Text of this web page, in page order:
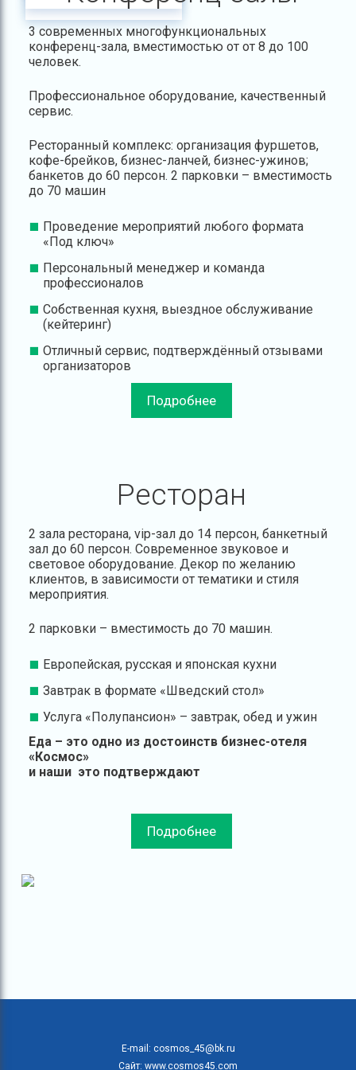
3 современных многофункциональных
конференц-зала, вместимостью от от 8 до 100
человек.
Профессиональное оборудование, качественный
сервис.
Ресторанный комплекс: организация фуршетов,
кофе-брейков, бизнес-ланчей, бизнес-ужинов;
банкетов до 60 персон. 2 парковки – вместимость
до 70 машин
Проведение мероприятий любого формата
«Под ключ»
Персональный менеджер и команда
профессионалов
Собственная кухня, выездное обслуживание
(кейтеринг)
Отличный сервис, подтверждённый отзывами
организаторов
Подробнее
Ресторан
2 зала ресторана, vip-зал до 14 персон, банкетный
зал до 60 персон. Современное звуковое и
световое оборудование. Декор по желанию
клиентов, в зависимости от тематики и стиля
мероприятия.
2 парковки – вместимость до 70 машин.
Европейская, русская и японская кухни
Завтрак в формате «Шведский стол»
Услуга «Полупансион» – завтрак, обед и ужин
Еда – это одно из достоинств бизнес-отеля
«Космос»
и наши это подтверждают
Подробнее
E-mail: cosmos_45@bk.ru
Сайт: www.cosmos45.com